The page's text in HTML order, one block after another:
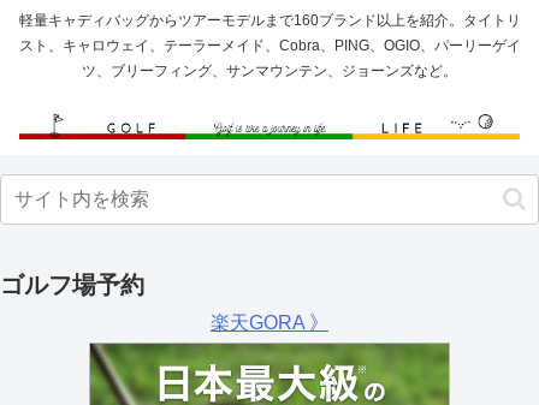
軽量キャディバッグからツアーモデルまで160ブランド以上を紹介。タイトリ
スト、キャロウェイ、テーラーメイド、Cobra、PING、OGIO、パーリーゲイ
ツ、ブリーフィング、サンマウンテン、ジョーンズなど。
ゴルフ場予約
楽天GORA 》